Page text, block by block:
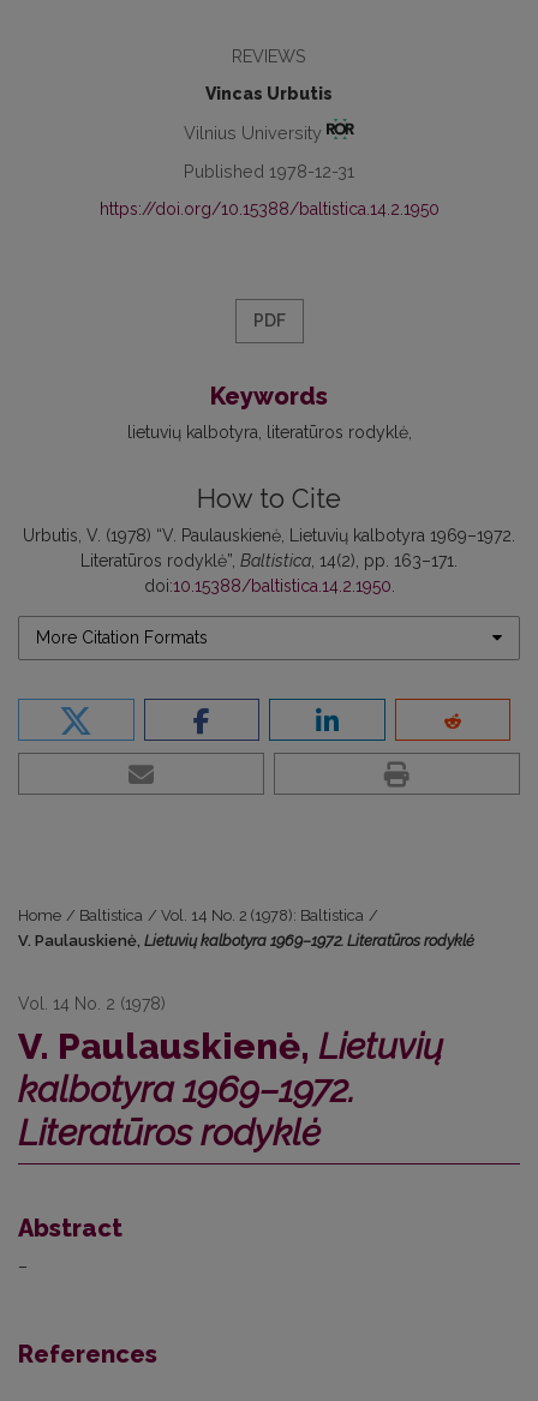
REVIEWS
Vincas Urbutis
Vilnius University
Published 1978-12-31
https://doi.org/10.15388/baltistica.14.2.1950
PDF
Keywords
lietuvių kalbotyra literatūros rodyklė
How to Cite
Urbutis, V. (1978) “V. Paulauskienė, Lietuvių kalbotyra 1969–1972.
Literatūros rodyklė”, Baltistica , 14(2), pp. 163–171.
doi:10.15388/baltistica.14.2.1950
More Citation Formats
Home / Baltistica / Vol. 14 No. 2 (1978): Baltistica /
V. Paulauskienė, Lietuvių kalbotyra 1969–1972. Literatūros rodyklė
Vol. 14 No. 2 (1978)
V. Paulauskienė, Lietuvių
kalbotyra 1969–1972.
Literatūros rodyklė
Abstract
–
References